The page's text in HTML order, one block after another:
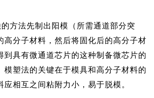
方法先制出阳模（所需通道部分突
高分子材料，然后将固化后的高分子材
到具有微通道芯片的这种制备微芯片的
模塑法的关键在于模具和高分子材料的
应相互之间粘附力小，易于脱模。